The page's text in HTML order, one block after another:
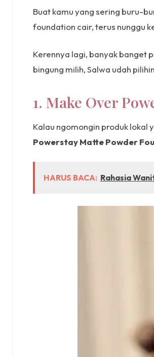
Buat kamu yang sering buru-
foundation cair, terus nunggu
Kerennya lagi, banyak banget
bingung milih, Salwa udah
1. Make Over
Kalau ngomongin produk lokal
Powerstay Matte Powder
HARUS BACA: Rahasia